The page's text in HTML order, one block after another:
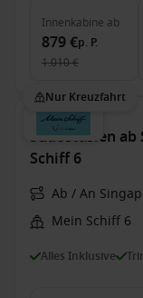
Innenkabine ab
879 €p. P.
1.010 €
Nur Kreuzfahrt
Südostasien
Schiff 6
Ab / An
Mein Schiff 6
Alles Inklusive